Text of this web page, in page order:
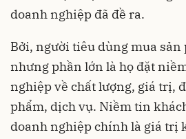
doanh nghiệp đã đề ra.
Bởi, người tiêu dùng mua sản
nhưng phần lớn là họ đặt
nghiệp về chất lượng, giá trị,
phẩm, dịch vụ. Niềm tin
doanh nghiệp chính là giá trị